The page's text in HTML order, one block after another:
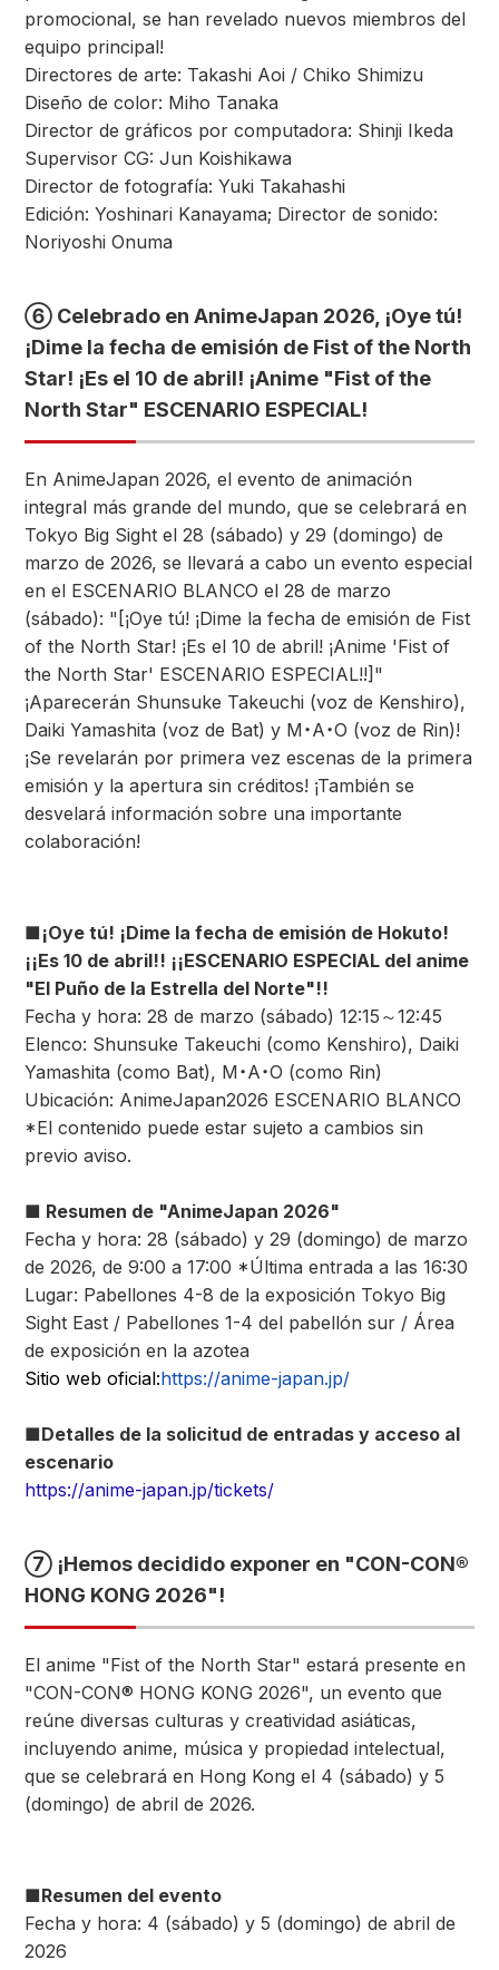
promocional, se han revelado nuevos miembros del
equipo principal!
Directores de arte: Takashi Aoi / Chiko Shimizu
Diseño de color: Miho Tanaka
Director de gráficos por computadora: Shinji Ikeda
Supervisor CG: Jun Koishikawa
Director de fotografía: Yuki Takahashi
Edición: Yoshinari Kanayama; Director de sonido:
Noriyoshi Onuma
⑥ Celebrado en AnimeJapan 2026, ¡Oye tú!
¡Dime la fecha de emisión de Fist of the North
Star! ¡Es el 10 de abril! ¡Anime "Fist of the
North Star" ESCENARIO ESPECIAL!
En AnimeJapan 2026, el evento de animación
integral más grande del mundo, que se celebrará en
Tokyo Big Sight el 28 (sábado) y 29 (domingo) de
marzo de 2026, se llevará a cabo un evento especial
en el ESCENARIO BLANCO el 28 de marzo
(sábado): "[¡Oye tú! ¡Dime la fecha de emisión de Fist
of the North Star! ¡Es el 10 de abril! ¡Anime 'Fist of
the North Star' ESCENARIO ESPECIAL!!]"
¡Aparecerán Shunsuke Takeuchi (voz de Kenshiro),
Daiki Yamashita (voz de Bat) y M・A・O (voz de Rin)!
¡Se revelarán por primera vez escenas de la primera
emisión y la apertura sin créditos! ¡También se
desvelará información sobre una importante
colaboración!
■¡Oye tú! ¡Dime la fecha de emisión de Hokuto!
¡¡Es 10 de abril!! ¡¡ESCENARIO ESPECIAL del anime
"El Puño de la Estrella del Norte"!!
Fecha y hora: 28 de marzo (sábado) 12:15～12:45
Elenco: Shunsuke Takeuchi (como Kenshiro), Daiki
Yamashita (como Bat), M・A・O (como Rin)
Ubicación: AnimeJapan2026 ESCENARIO BLANCO
*El contenido puede estar sujeto a cambios sin
previo aviso.
■ Resumen de "AnimeJapan 2026"
Fecha y hora: 28 (sábado) y 29 (domingo) de marzo
de 2026, de 9:00 a 17:00 *Última entrada a las 16:30
Lugar: Pabellones 4-8 de la exposición Tokyo Big
Sight East / Pabellones 1-4 del pabellón sur / Área
de exposición en la azotea
Sitio web oficial:https://anime-japan.jp/
■Detalles de la solicitud de entradas y acceso al
escenario
https://anime-japan.jp/tickets/
⑦ ¡Hemos decidido exponer en "CON-CON®
HONG KONG 2026"!
El anime "Fist of the North Star" estará presente en
"CON-CON® HONG KONG 2026", un evento que
reúne diversas culturas y creatividad asiáticas,
incluyendo anime, música y propiedad intelectual,
que se celebrará en Hong Kong el 4 (sábado) y 5
(domingo) de abril de 2026.
■Resumen del evento
Fecha y hora: 4 (sábado) y 5 (domingo) de abril de
2026